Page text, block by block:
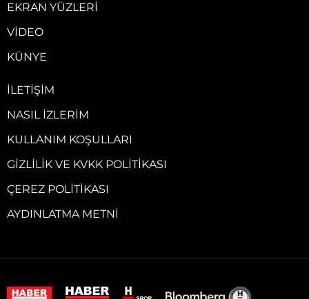
EKRAN YÜZLERI
VIDEO
KÜNYE
İLETIŞIM
NASIL İZLERIM
KULLANIM KOŞULLARI
GIZLILIK VE KVKK POLITIKASI
ÇEREZ POLITIKASI
AYDINLATMA METNI